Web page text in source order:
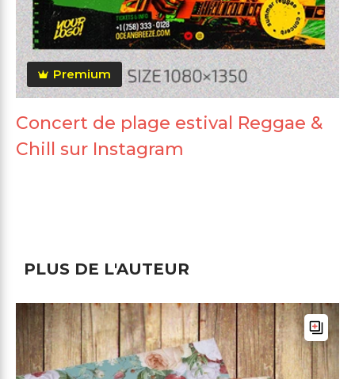
Premium
Concert de plage estival Reggae &
Chill sur Instagram
PLUS DE L'AUTEUR